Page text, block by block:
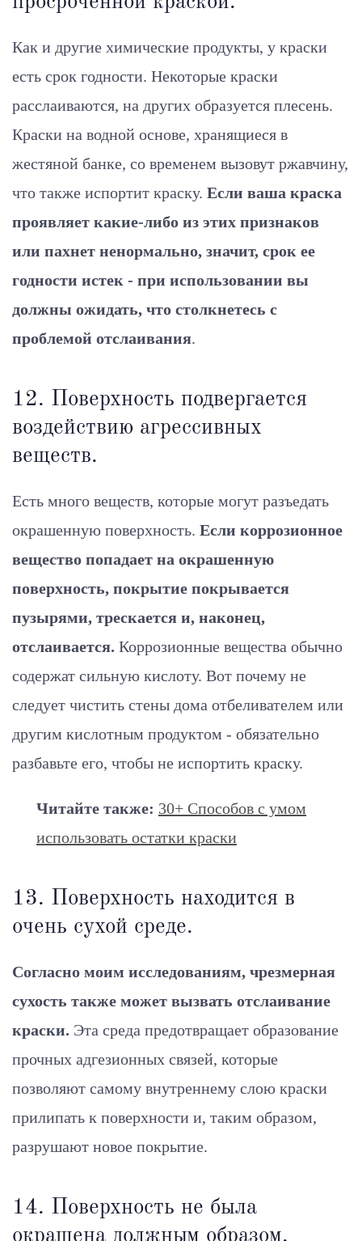
Как и другие химические продукты, у краски
есть срок годности. Некоторые краски
расслаиваются, на других образуется плесень.
Краски на водной основе, хранящиеся в
жестяной банке, со временем вызовут ржавчину,
что также испортит краску. Если ваша краска
проявляет какие-либо из этих признаков
или пахнет ненормально, значит, срок ее
годности истек - при использовании вы
должны ожидать, что столкнетесь с
проблемой отслаивания.
12. Поверхность подвергается
воздействию агрессивных
веществ.
Есть много веществ, которые могут разъедать
окрашенную поверхность. Если коррозионное
вещество попадает на окрашенную
поверхность, покрытие покрывается
пузырями, трескается и, наконец,
отслаивается. Коррозионные вещества обычно
содержат сильную кислоту. Вот почему не
следует чистить стены дома отбеливателем или
другим кислотным продуктом - обязательно
разбавьте его, чтобы не испортить краску.
Читайте также: 30+ Способов с умом
использовать остатки краски
13. Поверхность находится в
очень сухой среде.
Согласно моим исследованиям, чрезмерная
сухость также может вызвать отслаивание
краски. Эта среда предотвращает образование
прочных адгезионных связей, которые
позволяют самому внутреннему слою краски
прилипать к поверхности и, таким образом,
разрушают новое покрытие.
14. Поверхность не была
окрашена должным образом.